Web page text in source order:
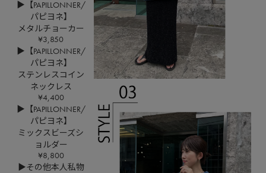
▶【PAPILLONNER/
パピヨネ】
メタルチョーカー
¥3,850
▶【PAPILLONNER/
パピヨネ】
ステンレスコイン
ネックレス
¥4,400
▶【PAPILLONNER/
パピヨネ】
ミックスビーズシ
ョルダー
¥8,800
▶その他本人私物